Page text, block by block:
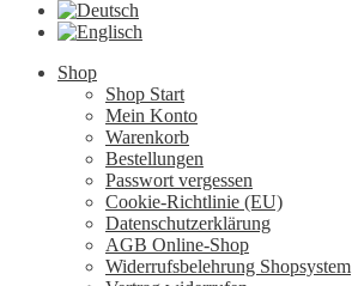
Shop
Shop Start
Mein Konto
Warenkorb
Bestellungen
Passwort vergessen
Cookie-Richtlinie (EU)
Datenschutzerklärung
AGB Online-Shop
Widerrufsbelehrung Shopsystem